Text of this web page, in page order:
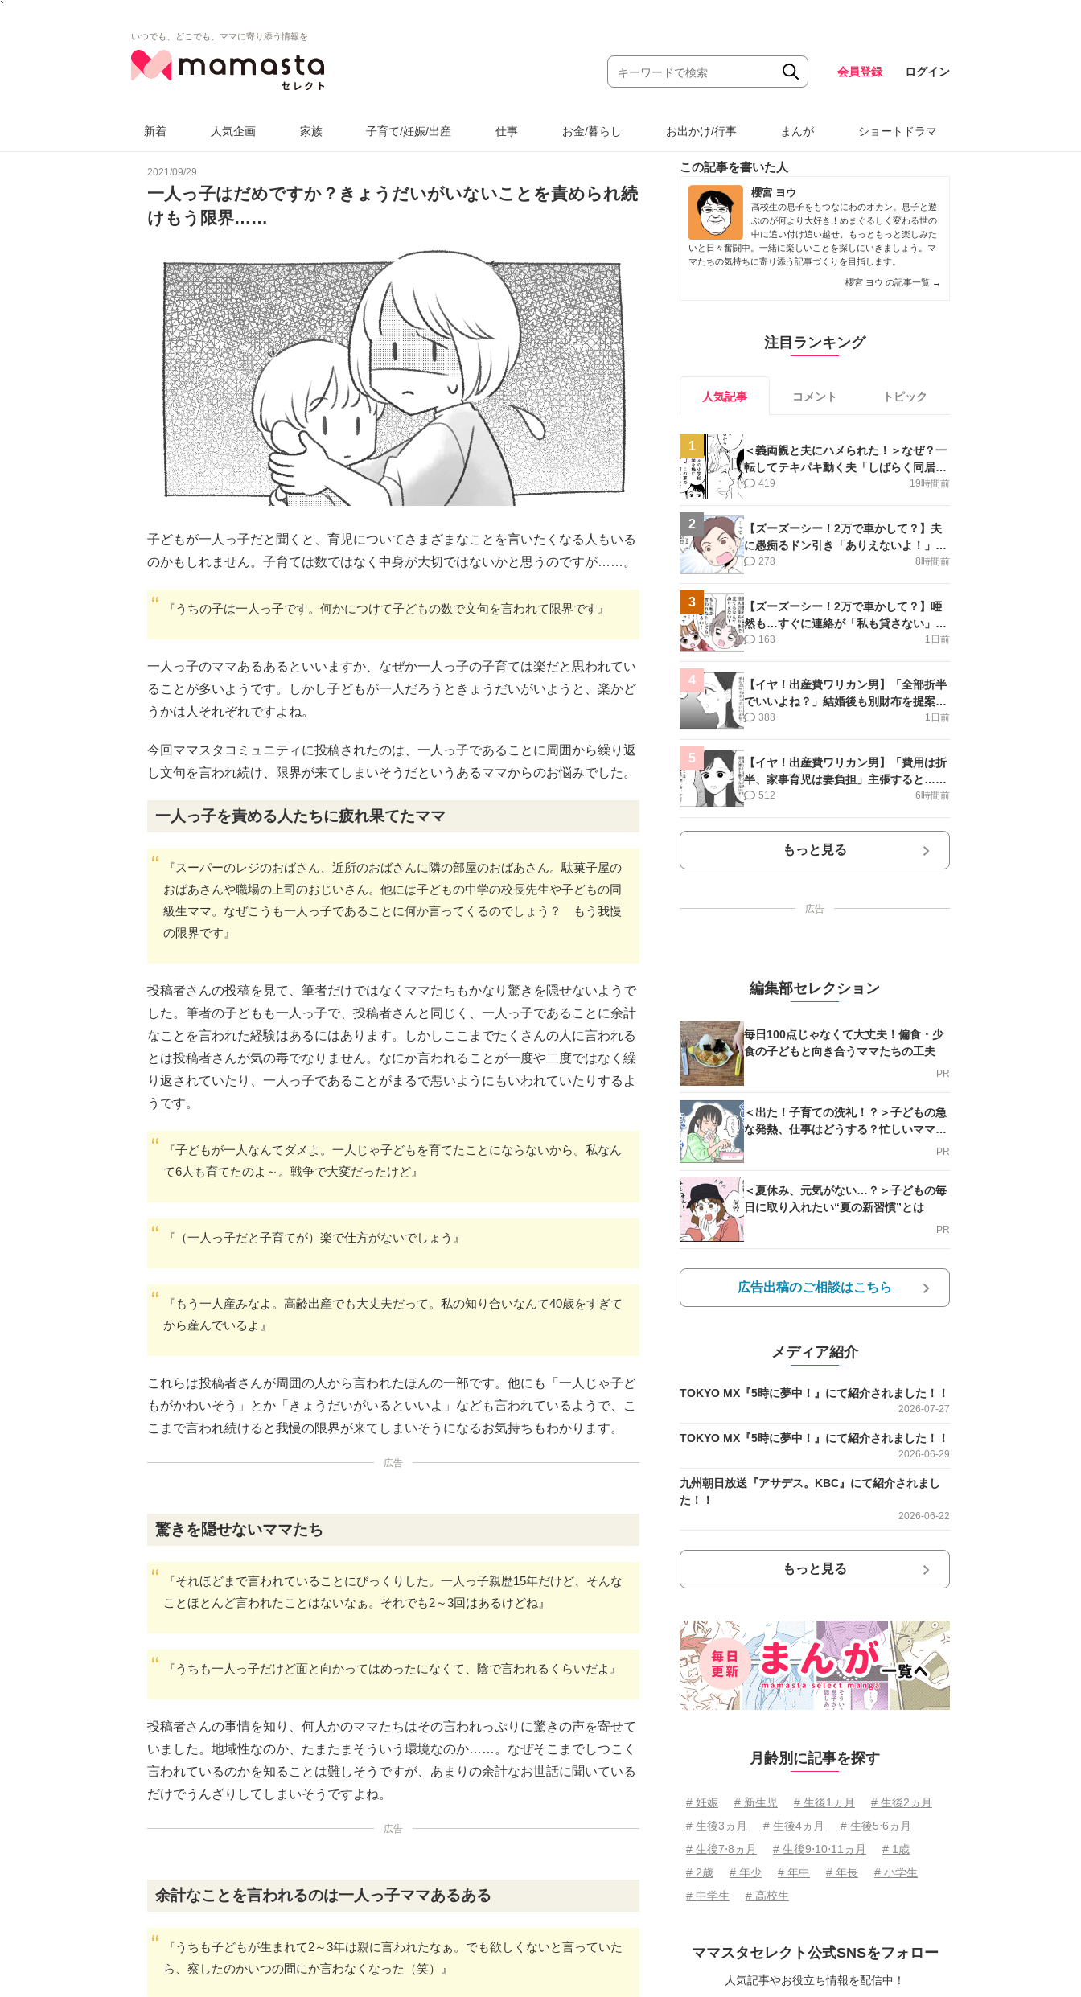
`
いつでも、どこでも、ママに寄り添う情報を
会員登録 ログイン
新着 人気企画 家族 子育て/妊娠/出産 仕事 お金/暮らし お出かけ/行事 まんが ショートドラマ
2021/09/29
一人っ子はだめですか？きょうだいがいないことを責められ続
けもう限界……
子どもが一人っ子だと聞くと、育児についてさまざまなことを言いたくなる人もいる
のかもしれません。子育ては数ではなく中身が大切ではないかと思うのですが……。
『うちの子は一人っ子です。何かにつけて子どもの数で文句を言われて限界です』
一人っ子のママあるあるといいますか、なぜか一人っ子の子育ては楽だと思われてい
ることが多いようです。しかし子どもが一人だろうときょうだいがいようと、楽かど
うかは人それぞれですよね。
今回ママスタコミュニティに投稿されたのは、一人っ子であることに周囲から繰り返
し文句を言われ続け、限界が来てしまいそうだというあるママからのお悩みでした。
一人っ子を責める人たちに疲れ果てたママ
『スーパーのレジのおばさん、近所のおばさんに隣の部屋のおばあさん。駄菓子屋の
おばあさんや職場の上司のおじいさん。他には子どもの中学の校長先生や子どもの同
級生ママ。なぜこうも一人っ子であることに何か言ってくるのでしょう？ もう我慢
の限界です』
投稿者さんの投稿を見て、筆者だけではなくママたちもかなり驚きを隠せないようで
した。筆者の子どもも一人っ子で、投稿者さんと同じく、一人っ子であることに余計
なことを言われた経験はあるにはあります。しかしここまでたくさんの人に言われる
とは投稿者さんが気の毒でなりません。なにか言われることが一度や二度ではなく繰
り返されていたり、一人っ子であることがまるで悪いようにもいわれていたりするよ
うです。
『子どもが一人なんてダメよ。一人じゃ子どもを育てたことにならないから。私なん
て6人も育てたのよ～。戦争で大変だったけど』
『（一人っ子だと子育てが）楽で仕方がないでしょう』
『もう一人産みなよ。高齢出産でも大丈夫だって。私の知り合いなんて40歳をすぎて
から産んでいるよ』
これらは投稿者さんが周囲の人から言われたほんの一部です。他にも「一人じゃ子ど
もがかわいそう」とか「きょうだいがいるといいよ」なども言われているようで、こ
こまで言われ続けると我慢の限界が来てしまいそうになるお気持ちもわかります。
広告
驚きを隠せないママたち
『それほどまで言われていることにびっくりした。一人っ子親歴15年だけど、そんな
ことほとんど言われたことはないなぁ。それでも2～3回はあるけどね』
『うちも一人っ子だけど面と向かってはめったになくて、陰で言われるくらいだよ』
投稿者さんの事情を知り、何人かのママたちはその言われっぷりに驚きの声を寄せて
いました。地域性なのか、たまたまそういう環境なのか……。なぜそこまでしつこく
言われているのかを知ることは難しそうですが、あまりの余計なお世話に聞いている
だけでうんざりしてしまいそうですよね。
広告
余計なことを言われるのは一人っ子ママあるある
『うちも子どもが生まれて2～3年は親に言われたなぁ。でも欲しくないと言っていた
ら、察したのかいつの間にか言わなくなった（笑）』
この記事を書いた人
櫻宮 ヨウ
高校生の息子をもつなにわのオカン。息子と遊
ぶのが何より大好き！めまぐるしく変わる世の
中に追い付け追い越せ、もっともっと楽しみた
いと日々奮闘中。一緒に楽しいことを探しにいきましょう。マ
マたちの気持ちに寄り添う記事づくりを目指します。
櫻宮 ヨウ の記事一覧 →
注目ランキング
人気記事 コメント トピック
1
＜義両親と夫にハメられた！＞なぜ？一
転してテキパキ動く夫「しばらく同居」
提案され【第4話まんが】
19時間前
419
2
【ズーズーシー！2万で車かして？】夫
に愚痴るドン引き「ありえないよ！」＜
第16話＞#4コマ母道場
8時間前
278
3
【ズーズーシー！2万で車かして？】唖
然も…すぐに連絡が「私も貸さない」＜
第15話＞#4コマ母道場
1日前
163
4
【イヤ！出産費ワリカン男】「全部折半
でいいよね？」結婚後も別財布を提案＜
第10話＞#4コマ母道場
1日前
388
5
【イヤ！出産費ワリカン男】「費用は折
半、家事育児は妻負担」主張すると…＜
第11話＞#4コマ母道場
6時間前
512
もっと見る
広告
編集部セレクション
毎日100点じゃなくて大丈夫！偏食・少
食の子どもと向き合うママたちの工夫
PR
＜出た！子育ての洗礼！？＞子どもの急
な発熱、仕事はどうする？忙しいママを
PR
＜夏休み、元気がない…？＞子どもの毎
日に取り入れたい“夏の新習慣”とは
PR
広告出稿のご相談はこちら
メディア紹介
TOKYO MX『5時に夢中！』にて紹介されました！！
2026-07-27
TOKYO MX『5時に夢中！』にて紹介されました！！
2026-06-29
九州朝日放送『アサデス。KBC』にて紹介されまし
た！！
2026-06-22
もっと見る
月齢別に記事を探す
# 妊娠 # 新生児 # 生後1ヵ月
# 生後2ヵ月
# 生後3ヵ月
# 生後4ヵ月
# 生後5⋅6ヵ月
# 生後7⋅8ヵ月
# 生後9⋅10⋅11ヵ月
# 1歳
# 2歳
# 年少 # 年中 # 年長
# 小学生
# 中学生
# 高校生
ママスタセレクト公式SNSをフォロー
人気記事やお役立ち情報を配信中！